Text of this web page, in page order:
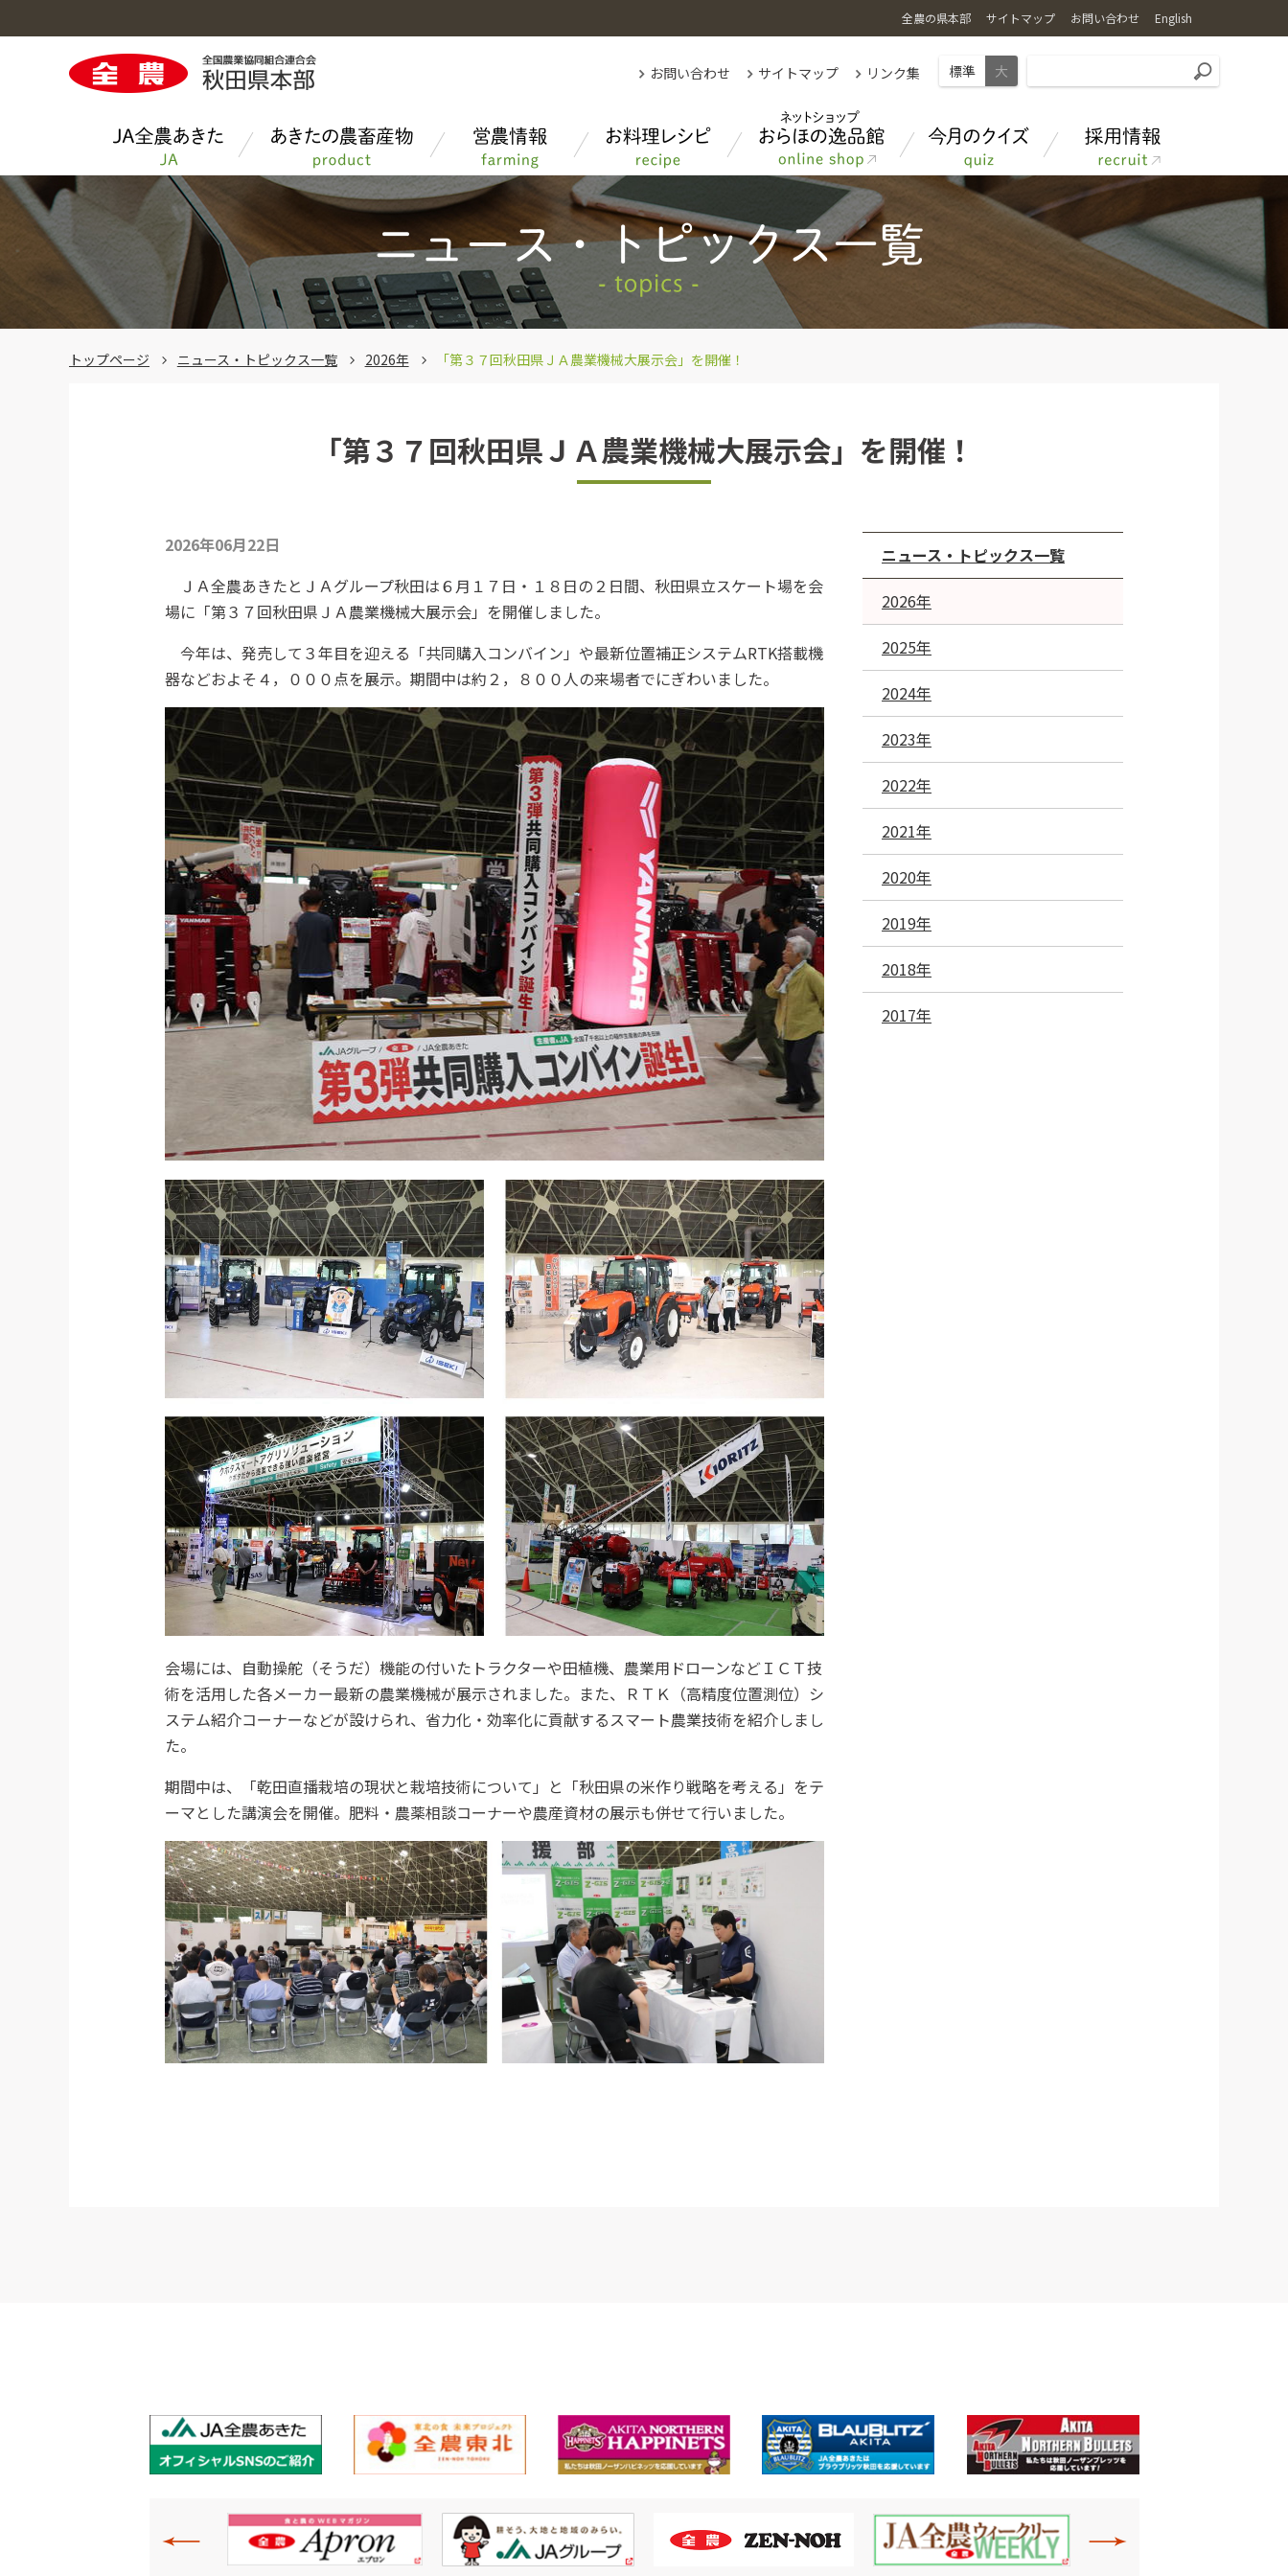
全農の県本部 サイトマップ お問い合わせ English
お問い合わせ サイトマップ リンク集 標準 大
ＪＡ全農あきたのトップへ 各部紹介
あきたの農畜産物のトップへ 秋田県農業について あきたのお米
もっと知りたい！あきたのお米
お料理レシピのトップへ
今月のクイズ 先月のクイズの答え クイズ応募フォーム
トップページ ニュース・トピックス一覧 2026年 「第３７回秋田県ＪＡ農業機械大展示会」を開催！
「第３７回秋田県ＪＡ農業機械大展示会」を開催！
2026年06月22日
ＪＡ全農あきたとＪＡグループ秋田は６月１７日・１８日の２日間、秋田県立スケート場を会
場に「第３７回秋田県ＪＡ農業機械大展示会」を開催しました。
今年は、発売して３年目を迎える「共同購入コンバイン」や最新位置補正システムRTK搭載機
器などおよそ４，０００点を展示。期間中は約２，８００人の来場者でにぎわいました。
会場には、自動操舵（そうだ）機能の付いたトラクターや田植機、農業用ドローンなどＩＣＴ技
術を活用した各メーカー最新の農業機械が展示されました。また、ＲＴＫ（高精度位置測位）シ
ステム紹介コーナーなどが設けられ、省力化・効率化に貢献するスマート農業技術を紹介しまし
た。
期間中は、「乾田直播栽培の現状と栽培技術について」と「秋田県の米作り戦略を考える」をテ
ーマとした講演会を開催。肥料・農薬相談コーナーや農産資材の展示も併せて行いました。
ニュース・トピックス一覧
2026年
2025年
2024年
2023年
2022年
2021年
2020年
2019年
2018年
2017年